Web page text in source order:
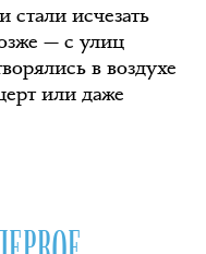
исчезать
— с улиц
в воздухе
или даже